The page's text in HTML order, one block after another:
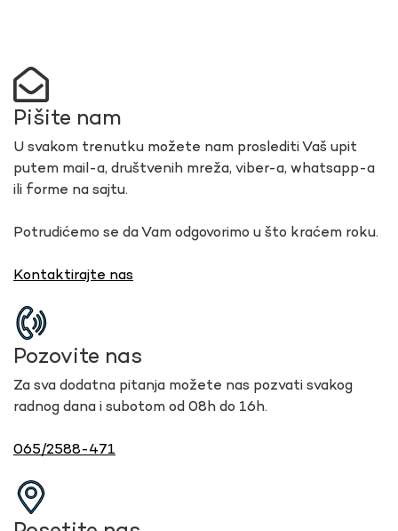
Pišite nam
U svakom trenutku možete nam proslediti Vaš upit
putem mail-a, društvenih mreža, viber-a, whatsapp-a
ili forme na sajtu.
Potrudićemo se da Vam odgovorimo u što kraćem roku.
Kontaktirajte nas
Pozovite nas
Za sva dodatna pitanja možete nas pozvati svakog
radnog dana i subotom od 08h do 16h.
065/2588-471